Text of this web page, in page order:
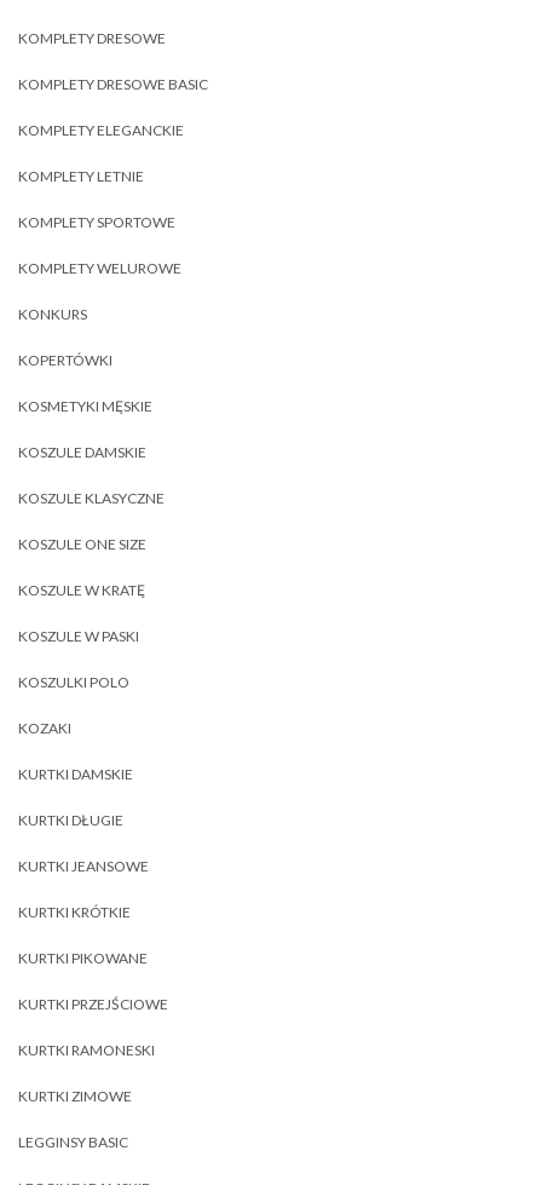
KOMPLETY DRESOWE
KOMPLETY DRESOWE BASIC
KOMPLETY ELEGANCKIE
KOMPLETY LETNIE
KOMPLETY SPORTOWE
KOMPLETY WELUROWE
KONKURS
KOPERTÓWKI
KOSMETYKI MĘSKIE
KOSZULE DAMSKIE
KOSZULE KLASYCZNE
KOSZULE ONE SIZE
KOSZULE W KRATĘ
KOSZULE W PASKI
KOSZULKI POLO
KOZAKI
KURTKI DAMSKIE
KURTKI DŁUGIE
KURTKI JEANSOWE
KURTKI KRÓTKIE
KURTKI PIKOWANE
KURTKI PRZEJŚCIOWE
KURTKI RAMONESKI
KURTKI ZIMOWE
LEGGINSY BASIC